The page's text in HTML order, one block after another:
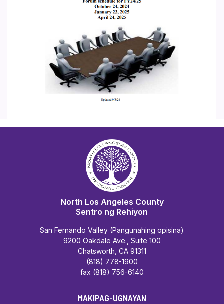
North Los Angeles County
Sentro ng Rehiyon
San Fernando Valley (Pangunahing opisina)
9200 Oakdale Ave., Suite 100
Chatsworth, CA 91311
(818) 778-1900
fax (818) 756-6140
MAKIPAG-UGNAYAN